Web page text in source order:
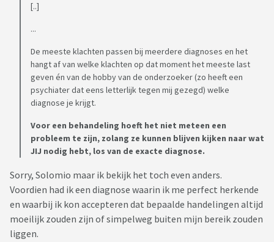
[..]
...
De meeste klachten passen bij meerdere diagnoses en het
hangt af van welke klachten op dat moment het meeste last
geven én van de hobby van de onderzoeker (zo heeft een
psychiater dat eens letterlijk tegen mij gezegd) welke
diagnose je krijgt.
Voor een behandeling hoeft het niet meteen een
probleem te zijn, zolang ze kunnen blijven kijken naar wat
JIJ nodig hebt, los van de exacte diagnose.
Sorry, Solomio maar ik bekijk het toch even anders.
Voordien had ik een diagnose waarin ik me perfect herkende
en waarbij ik kon accepteren dat bepaalde handelingen altijd
moeilijk zouden zijn of simpelweg buiten mijn bereik zouden
liggen.